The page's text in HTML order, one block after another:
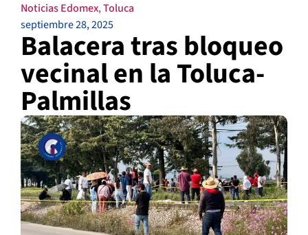
Noticias Edomex,Toluca
septiembre 28, 2025
Balacera tras bloqueo
vecinal en la Toluca-
Palmillas